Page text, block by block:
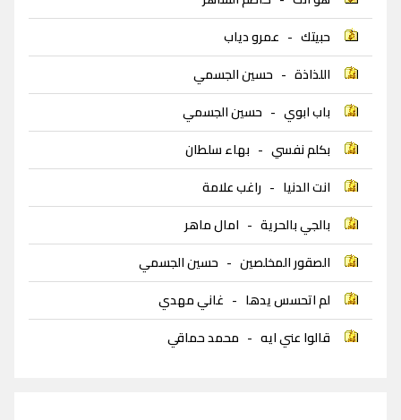
حبيتك - عمرو دياب
اللذاذة - حسين الجسمي
باب ابوي - حسين الجسمي
بكلم نفسي - بهاء سلطان
انت الدنيا - راغب علامة
بالجي بالحرية - امال ماهر
الصقور المخلصين - حسين الجسمي
لم اتحسس يدها - غاني مهدي
قالوا عني ايه - محمد حماقي